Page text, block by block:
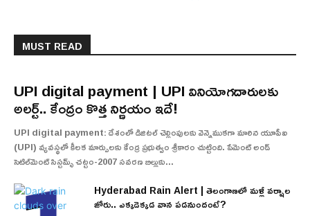
MUST READ
UPI digital payment | UPI వినియోగదారులకు
అలర్ట్.. కేంద్రం కొత్త నిర్ణయం ఇదే!
UPI digital payment: దేశంలో డిజిటల్ చెల్లింపులకు వెన్నెముకగా మారిన యూపీఐ
(UPI) వ్యవస్థలో కీలక మార్పులకు కేంద్ర ప్రభుత్వం శ్రీకారం చుట్టింది. పేమెంట్ అండ్
సెటిల్‌మెంట్ సిస్టమ్స్ చట్టం-2007 సవరణ బిల్లుకు...
Hyderabad Rain Alert | తెలంగాణలో మళ్లీ వర్షాల
జోరు.. ఎక్కడెక్కడ వాన పడనుందంటే?